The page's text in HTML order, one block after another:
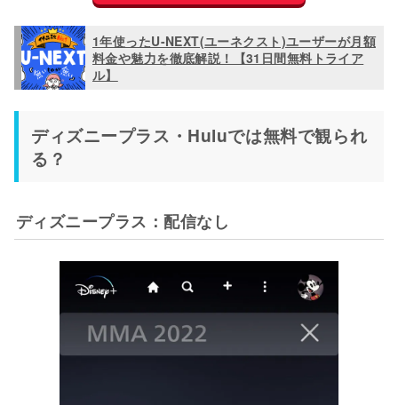
1年使ったU-NEXT(ユーネクスト)ユーザーが月額
料金や魅力を徹底解説！【31日間無料トライア
ル】
ディズニープラス・Huluでは無料で観られ
る？
ディズニープラス：配信なし